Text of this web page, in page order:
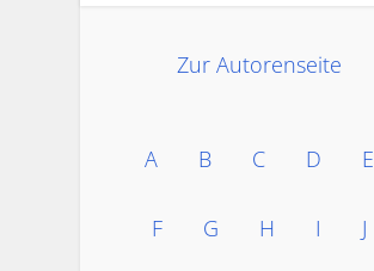
Zur Autorenseite
A B C D E
F G H I J